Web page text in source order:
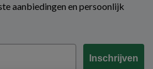
aanbiedingen en persoonlijk
Inschrijven